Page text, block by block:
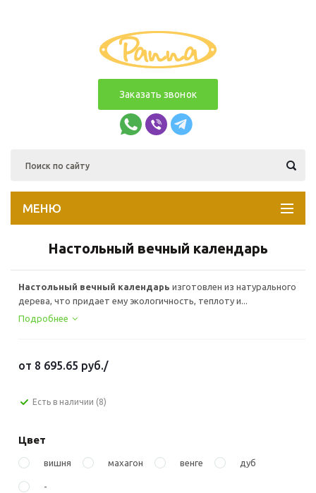
Заказать звонок
МЕНЮ
Настольный вечный календарь
Настольный вечный календарь изготовлен из натурального
дерева, что придает ему экологичность, теплоту и...
Подробнее
от 8 695.65 руб./
Есть в наличии (8)
Цвет
вишня махагон венге дуб
-